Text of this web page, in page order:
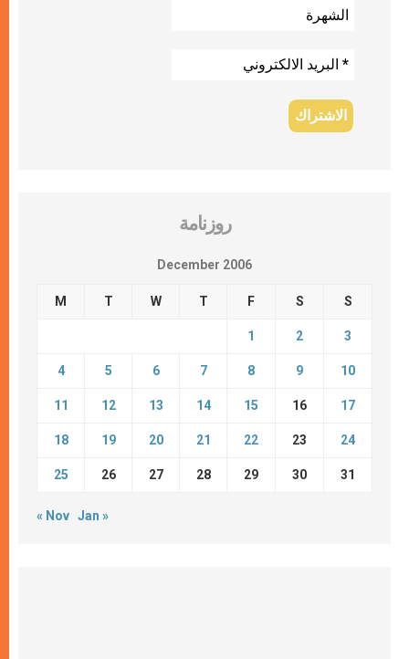
روزنامة
December 2006
M T W T F S S
1 2 3
4 5 6 7 8 9 10
11 12 13 14 15 16 17
18 19 20 21 22 23 24
25 26 27 28 29 30 31
« Nov Jan »